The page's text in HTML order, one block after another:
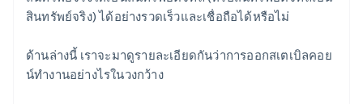
สินทรัพย์จริง) ได้อย่างรวดเร็วและเชื่อถือได้หรือไม่
ด้านล่างนี้ เราจะมาดูรายละเอียดกันว่าการออกสเตเบิลคอย
น์ทำงานอย่างไรในวงกว้าง